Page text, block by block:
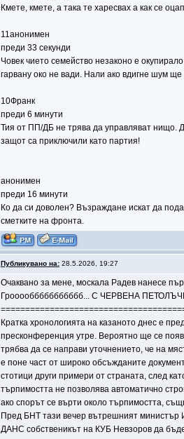
Кмете, кмете, а така те харесвах а как се
11анонимен
преди 33 секунди
Човек чието семейство незаконо е
гарвану око не вади. Нали ако вдигне шум
10Франк
преди 6 минути
Тия от ПП/ДБ не трява да управляват нищо.
защот са приключили като партия!
анонимен
преди 16 минути
Ко да си доволен? Възраждане искат да
сметките на фронта.
Публикувано на:28.5.2026, 19:27
Очаквано за мене, москала Радев нанесе
Грооооббббббббббб... С ЧЕРВЕНА
Кратка хронологията на казаното днес е
пресконференция утре. Вероятно ще се
трябва да се направи уточнението, че на
е поне част от широко обсъжданите
стотици други примери от страната, след
търпимостта не позволява автоматично
ако спорът се върти около търпимостта,
Пред БНТ тази вечер вътрешният министър
ДАНС собственикът на КУБ Невзоров да